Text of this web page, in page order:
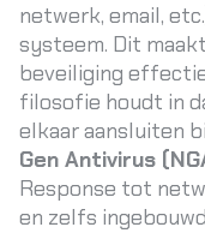
netwerk, email,
systeem. Dit
beveiliging
filosofie houdt in
elkaar aansluiten
Gen Antivirus
Response tot
en zelfs